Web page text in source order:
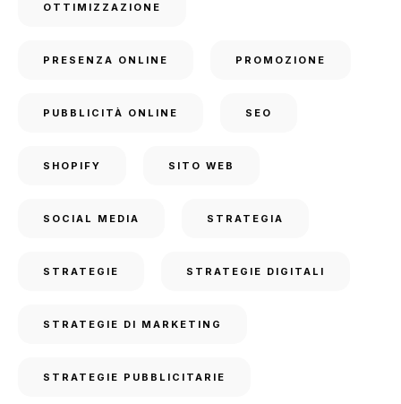
OTTIMIZZAZIONE
PRESENZA ONLINE PROMOZIONE
PUBBLICITÀ ONLINE SEO
SHOPIFY SITO WEB
SOCIAL MEDIA STRATEGIA
STRATEGIE STRATEGIE DIGITALI
STRATEGIE DI MARKETING
STRATEGIE PUBBLICITARIE